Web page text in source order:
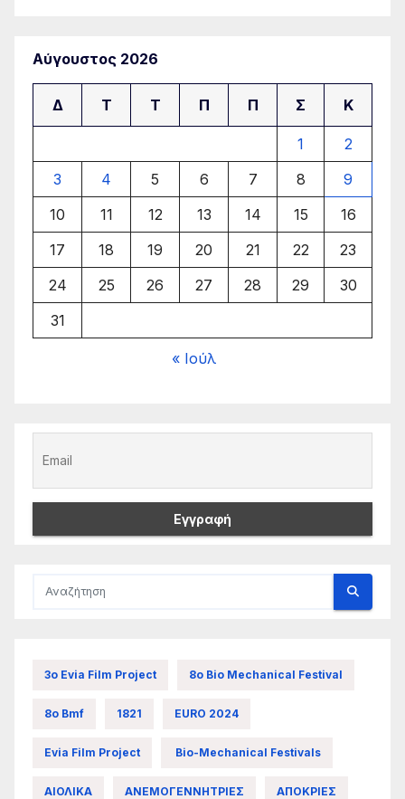
Αύγουστος 2026
Δ Τ Τ Π Π Σ Κ
1
2
3
4 5 6 7 8
9
10
11 12 13 14 15
16
17
18 19 20 21 22
23
24
25 26 27 28 29
30
31
« Ιούλ
3ο Evia Film Project 8ο Bio Mechanical Festival
8ο Bmf 1821 EURO 2024
Evia Film Project Bio-Mechanical Festivals
ΑΙΟΛΙΚΑ ΑΝΕΜΟΓΕΝΝΗΤΡΙΕΣ ΑΠΟΚΡΙΕΣ